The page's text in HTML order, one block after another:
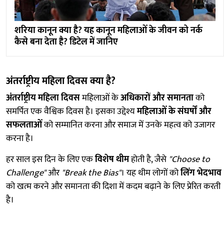
शरिया कानून क्या है? यह कानून महिलाओं के जीवन को नर्क
कैसे बना देता है? डिटेल में जानिए
अंतर्राष्ट्रीय महिला दिवस क्या है?
अंतर्राष्ट्रीय महिला दिवसमहिलाओं केअधिकारों और समानताको
समर्पित एक वैश्विक दिवस है। इसका उद्देश्यमहिलाओं के संघर्षों और
सफलताओंको सम्मानित करना और समाज में उनके महत्व को उजागर
करना है।
हर साल इस दिन के लिए एकविशेष थीमहोती है, जैसे "Choose to
Challenge"और "Break the Bias"। यह थीम लोगों कोलिंग भेदभाव
को खत्म करने और समानता की दिशा में कदम बढ़ाने के लिए प्रेरित करती
है।